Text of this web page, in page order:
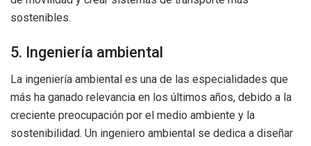
sostenibles.
5. Ingeniería ambiental
La ingeniería ambiental es una de las especialidades que
más ha ganado relevancia en los últimos años, debido a la
creciente preocupación por el medio ambiente y la
sostenibilidad. Un ingeniero ambiental se dedica a diseñar